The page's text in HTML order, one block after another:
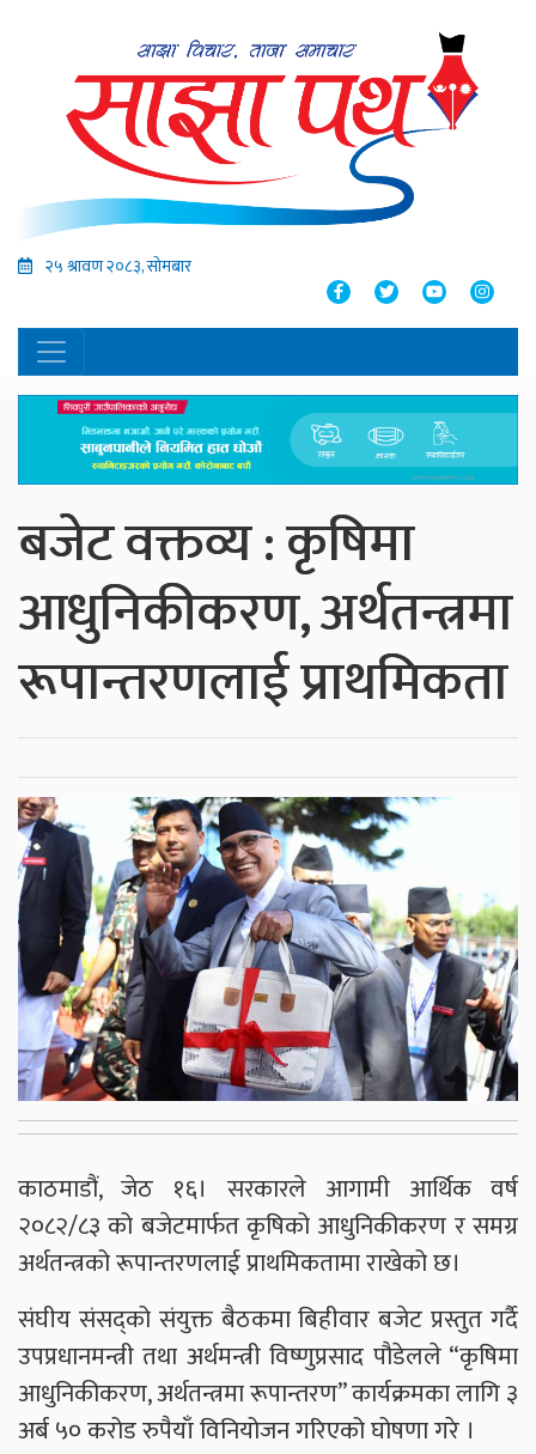
२५ श्रावण २०८३, सोमबार
बजेट वक्तव्य : कृषिमा
आधुनिकीकरण, अर्थतन्त्रमा
रूपान्तरणलाई प्राथमिकता
काठमाडौं, जेठ १६। सरकारले आगामी आर्थिक वर्ष
२०८२/८३ को बजेटमार्फत कृषिको आधुनिकीकरण र समग्र
अर्थतन्त्रको रूपान्तरणलाई प्राथमिकतामा राखेको छ।
संघीय संसद्को संयुक्त बैठकमा बिहीवार बजेट प्रस्तुत गर्दै
उपप्रधानमन्त्री तथा अर्थमन्त्री विष्णुप्रसाद पौडेलले “कृषिमा
आधुनिकीकरण, अर्थतन्त्रमा रूपान्तरण” कार्यक्रमका लागि ३
अर्ब ५० करोड रुपैयाँ विनियोजन गरिएको घोषणा गरे ।